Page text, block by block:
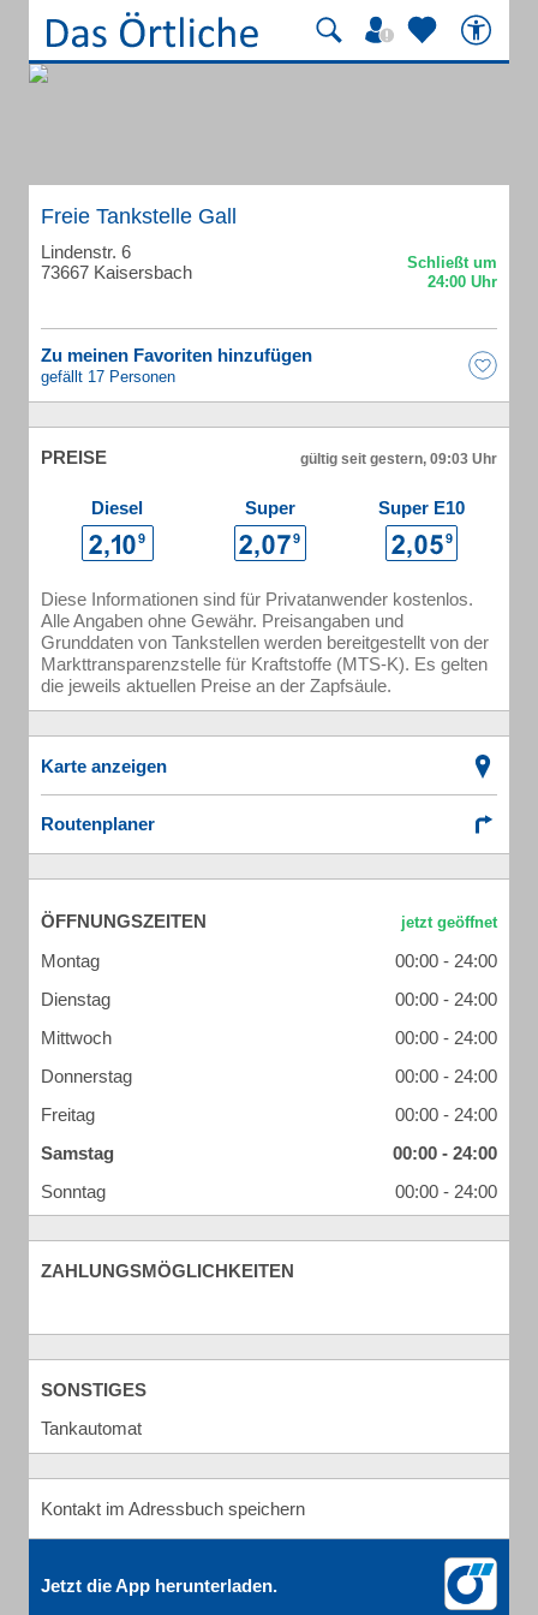
Freie Tankstelle Gall
Lindenstr. 6
73667 Kaisersbach
Zu meinen Favoriten hinzufügen
gefällt 17 Personen
PREISE gültig seit gestern, 09:03 Uhr
Diesel Super Super E10
Diese Informationen sind für Privatanwender kostenlos.
Alle Angaben ohne Gewähr. Preisangaben und
Grunddaten von Tankstellen werden bereitgestellt von der
Markttransparenzstelle für Kraftstoffe (MTS-K). Es gelten
die jeweils aktuellen Preise an der Zapfsäule.
Karte anzeigen
Routenplaner
ÖFFNUNGSZEITEN
Montag
00:00 - 24:00
Dienstag
00:00 - 24:00
Mittwoch
00:00 - 24:00
Donnerstag
00:00 - 24:00
Freitag
00:00 - 24:00
Samstag
00:00 - 24:00
Sonntag
00:00 - 24:00
ZAHLUNGSMÖGLICHKEITEN
SONSTIGES
Tankautomat
Kontakt im Adressbuch speichern
Jetzt die App herunterladen.